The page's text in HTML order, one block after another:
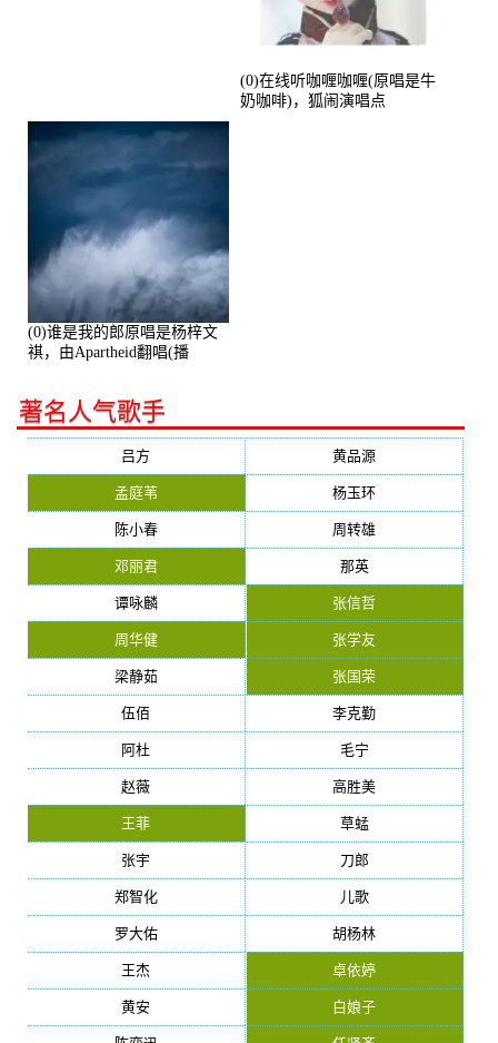
(0)在线听咖喱咖喱(原唱是牛
奶咖啡)，狐闹演唱点
(0)谁是我的郎原唱是杨梓文
祺，由Apartheid翻唱(播
著名人气歌手
吕方 黄品源
孟庭苇 杨玉环
陈小春 周转雄
邓丽君 那英
谭咏麟 张信哲
周华健 张学友
梁静茹 张国荣
伍佰 李克勤
阿杜 毛宁
赵薇 高胜美
王菲 草蜢
张宇 刀郎
郑智化 儿歌
罗大佑 胡杨林
王杰 卓依婷
黄安 白娘子